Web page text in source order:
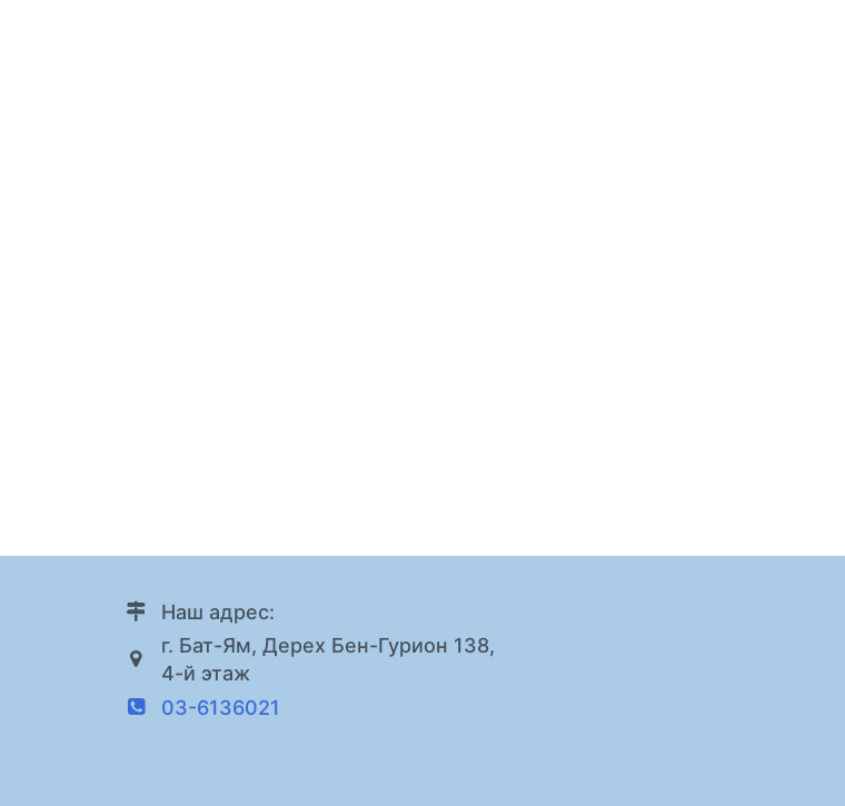
Наш адрес:
г. Бат-Ям, Дерех Бен-Гурион 138,
4-й этаж
03-6136021